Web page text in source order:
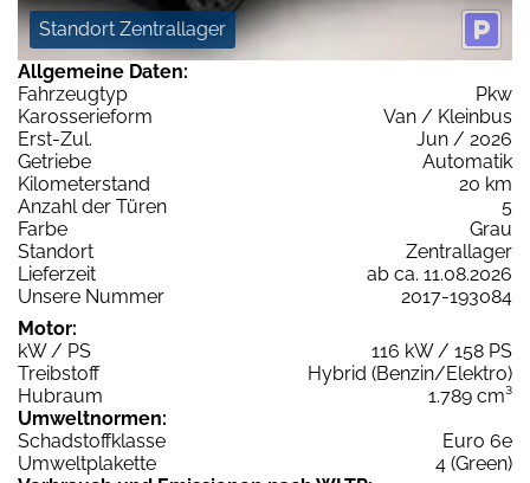
Standort Zentrallager
Allgemeine Daten:
Fahrzeugtyp
Pkw
Karosserieform
Van / Kleinbus
Erst-Zul.
Jun / 2026
Getriebe
Automatik
Kilometerstand
20 km
Anzahl der Türen
5
Farbe
Grau
Standort
Zentrallager
Lieferzeit
ab ca. 11.08.2026
Unsere Nummer
2017-193084
Motor:
kW / PS
116 kW / 158 PS
Treibstoff
Hybrid (Benzin/Elektro)
Hubraum
1.789 cm³
Umweltnormen:
Schadstoffklasse
Euro 6e
Umweltplakette
4 (Green)